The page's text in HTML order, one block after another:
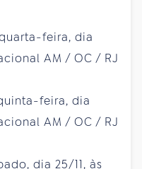
feira, dia
AM / OC / RJ
feira, dia
AM / OC / RJ
dia 25/11, às